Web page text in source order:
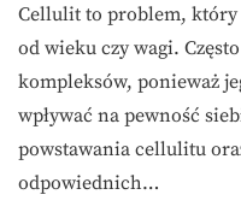
Cellulit to problem, który
od wieku czy wagi.
kompleksów, ponieważ
wpływać na pewność
powstawania cellulitu
odpowiednich…